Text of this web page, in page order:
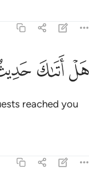
هل اتاك حديث ضيف
هَلْ أَتَىٰكَ حَدِيثُ ضَيْفِ
ﲨﲩ
reached you